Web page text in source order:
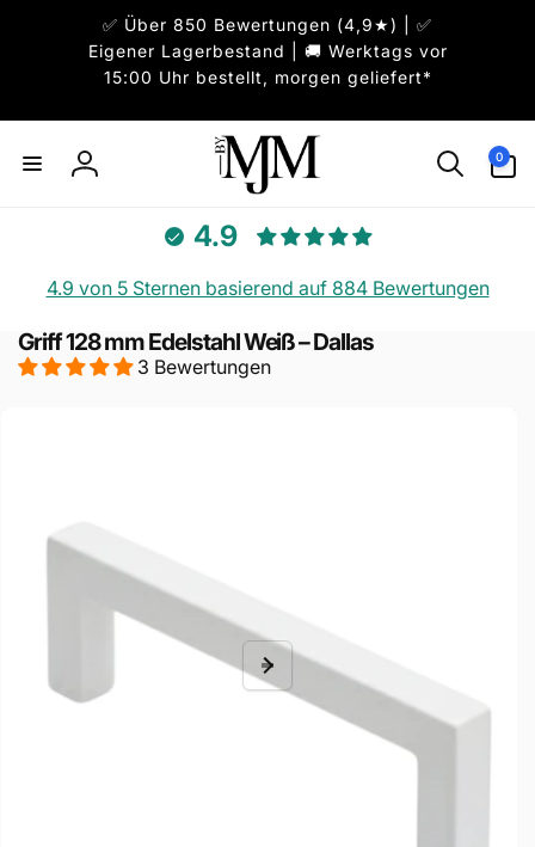
✅ Über 850 Bewertungen (4,9★) | ✅
Eigener Lagerbestand | 🚚 Werktags vor
15:00 Uhr bestellt, morgen geliefert*
Einloggen
0
Artikel
4.9
4.9 von 5 Sternen basierend auf 884 Bewertungen
Griff 128 mm Edelstahl Weiß – Dallas
3 Bewertungen